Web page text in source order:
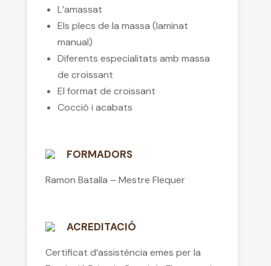
L’amassat
Els plecs de la massa (laminat
manual)
Diferents especialitats amb massa
de croissant
El format de croissant
Cocció i acabats
FORMADORS
Ramon Batalla – Mestre Flequer
ACREDITACIÓ
Certificat d’assistència emes per la